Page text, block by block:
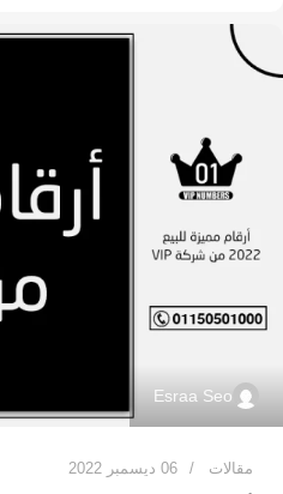
Esraa Seo
مقالات 06 ديسمبر 2022